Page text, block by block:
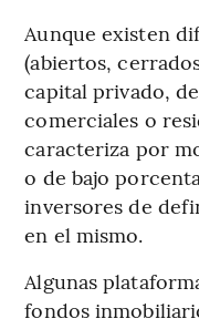
Aunque existen
(abiertos,
capital privado,
comerciales o
caracteriza por
o de bajo
inversores de
en el mismo.
Algunas
fondos